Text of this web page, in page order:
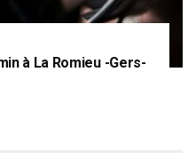
à La Romieu -Gers-